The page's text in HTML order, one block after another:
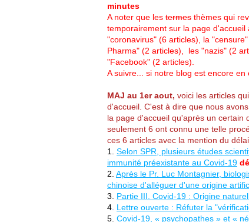
minutes
A noter que les termes thèmes qui
temporairement sur la page
"coronavirus" (6 articles), la
Pharma" (2 articles), les "nazis" (2
"Facebook" (2 articles).
A suivre... si notre blog est encore en
MAJ au 1er aout, voici les articles
d'accueil. C'est à dire que nous
la page d'accueil qu'après un certain
seulement 6 ont connu une telle
ces 6 articles avec la mention du
1. Selon SPR, plusieurs études
immunité préexistante au Covid-19
2. Après le Pr. Luc Montagnier,
chinoise d'alléguer d'une origine
3. Partie III. Covid-19 : Origine
4 Lettre ouverte : Réfuter la
5. Covid-19, « psychopathes » et «